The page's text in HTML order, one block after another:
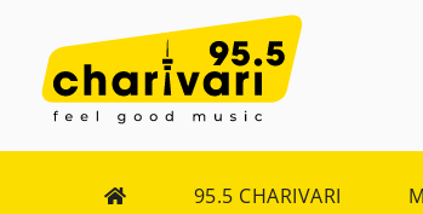
Inhalt
springen
95.5 CHARIVARI